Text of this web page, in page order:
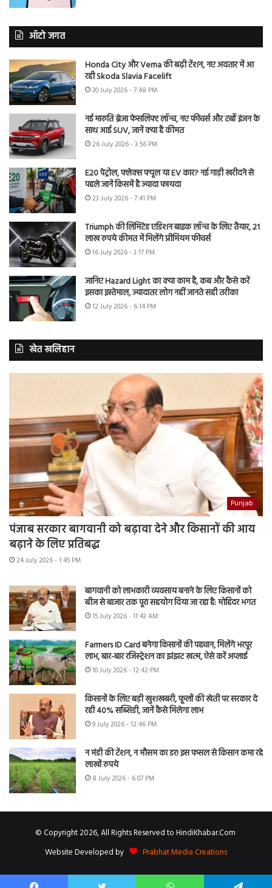
ऑटो जगत
Honda City और Verna की बढ़ी टेंशन, नए अवतार में आ
रही Skoda Slavia Facelift
30 July 2026 - 7:48 PM
नई मारुति ब्रेजा फेसलिफ्ट लॉन्च, नए फीचर्स और टर्बो इंजन के
साथ आई SUV, जानें क्या है कीमत
26 July 2026 - 3:56 PM
E20 पेट्रोल, फ्लेक्स फ्यूल या EV कार? नई गाड़ी खरीदने से
पहले जानें किसमें है ज्यादा फायदा
23 July 2026 - 7:41 PM
Triumph की लिमिटेड एडिशन बाइक लॉन्च के लिए तैयार, 21
लाख रुपये कीमत में मिलेंगे प्रीमियम फीचर्स
16 July 2026 - 3:17 PM
जानिए Hazard Light का क्या काम है, कब और कैसे करें
इसका इस्तेमाल, ज्यादातर लोग नहीं जानते सही तरीका
12 July 2026 - 6:14 PM
खेत खलिहान
Punjab
पंजाब सरकार बागवानी को बढ़ावा देने और किसानों की आय
बढ़ाने के लिए प्रतिबद्ध
24 July 2026 - 1:45 PM
बागवानी को लाभकारी व्यवसाय बनाने के लिए किसानों को
बीज से बाजार तक पूरा सहयोग दिया जा रहा है: मोहिंदर भगत
15 July 2026 - 11:43 AM
Farmers ID Card बनेगा किसानों की पहचान, मिलेंगे भरपूर
लाभ, बार-बार रजिस्ट्रेशन का झंझट खत्म, ऐसे करें अप्लाई
10 July 2026 - 12:42 PM
किसानों के लिए बड़ी खुशखबरी, फूलों की खेती पर सरकार दे
रही 40% सब्सिडी, जानें कैसे मिलेगा लाभ
9 July 2026 - 12:46 PM
न मंडी की टेंशन, न मौसम का डर! इस फसल से किसान कमा रहे
लाखों रुपये
8 July 2026 - 6:07 PM
© Copyright 2026, All Rights Reserved to HindiKhabar.Com
Website Developed by
Prabhat Media Creations